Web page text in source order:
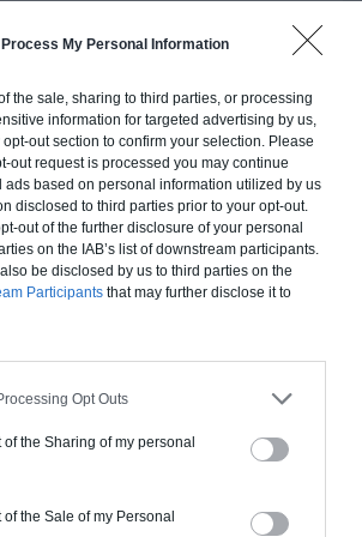
Process My Personal Information
the sale, sharing to third parties, or processing
information for targeted advertising by us,
out section to confirm your selection. Please
out request is processed you may continue
ads based on personal information utilized by us
disclosed to third parties prior to your opt-out.
out of the further disclosure of your personal
on the IAB’s list of downstream participants.
be disclosed by us to third parties on the
Participants that may further disclose it to
Opt Outs
of the Sharing of my personal
of the Sale of my Personal
ossature bois
en ossature bois isolé.
de gamme. Le prix "clé en main"
et le second oeuvre (cuisine,
mais exclut piscine, jardin et
clôture.
À partir de
000€ TTC
Je la veux !
Construction BBC